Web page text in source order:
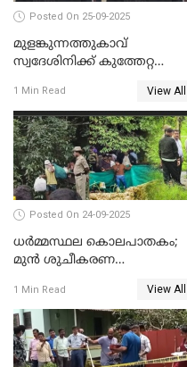
Posted On 25-09-2025
മുളങ്കുന്നത്തുകാവ്
സ്വദേശിനിക്ക് കുത്തേറ്റ
ജോസഫ് പിടിയില്‍
1 Min Read View All
Posted On 24-09-2025
ധർമ്മസ്ഥല കൊലപാതകം;
മുൻ ശുചീകരണ
രേഖപ്പെടുത്തും
1 Min Read View All